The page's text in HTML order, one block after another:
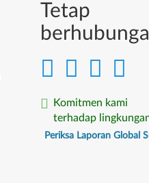
Tetap
Komitmen kami
terhadap
Periksa Laporan Global